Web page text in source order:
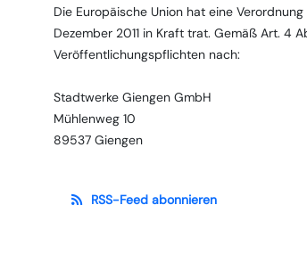
Die Europäische Union hat eine
Dezember 2011 in Kraft trat. Gemäß Art. 4
Veröffentlichungspflichten nach:
Stadtwerke Giengen GmbH
Mühlenweg 10
89537 Giengen
RSS-Feed abonnieren